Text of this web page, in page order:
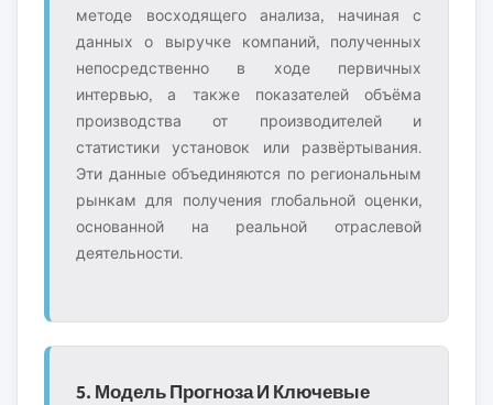
методе восходящего анализа, начиная с
данных о выручке компаний, полученных
непосредственно в ходе первичных
интервью, а также показателей объёма
производства от производителей и
статистики установок или развёртывания.
Эти данные объединяются по региональным
рынкам для получения глобальной оценки,
основанной на реальной отраслевой
деятельности.
5. Модель Прогноза И Ключевые